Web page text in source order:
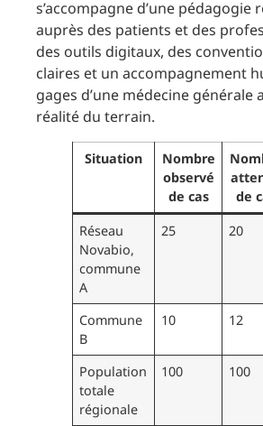
s’accompagne d’une pédagogie
auprès des patients et des
des outils digitaux, des
claires et un accompagnement
gages d’une médecine générale
réalité du terrain.
Situation
Nombre
observé
de cas
de
Réseau
Novabio,
commune
A
25 20
Commune
B
10 12
Population
totale
régionale
100 100